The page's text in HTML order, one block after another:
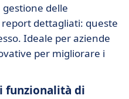
delle
dettagliati: queste
Ideale per aziende
per migliorare i
funzionalità di